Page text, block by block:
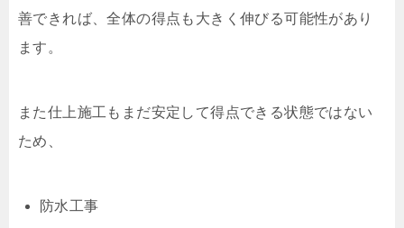
善できれば、全体の得点も大きく伸びる可能性があり
ます。
また仕上施工もまだ安定して得点できる状態ではない
ため、
防水工事